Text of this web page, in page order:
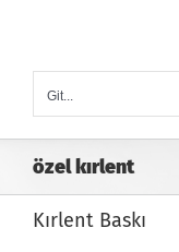
Git...
özel kırlent
Kırlent Baskı